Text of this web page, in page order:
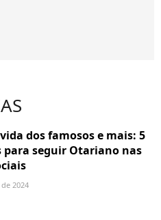
dos famosos e mais: 5
para seguir Otariano nas
2024